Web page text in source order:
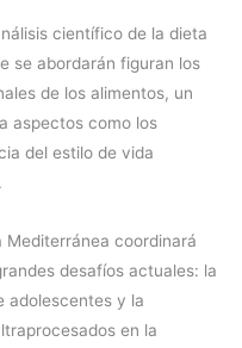
científico de la dieta
se abordarán figuran los
de los alimentos, un
aspectos como los
del estilo de vida
Mediterránea coordinará
desafíos actuales: la
adolescentes y la
en la